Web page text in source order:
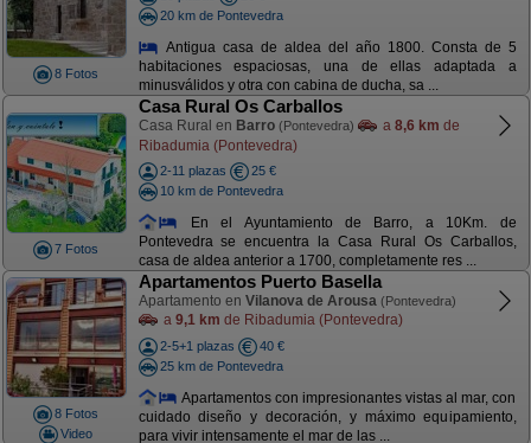
8 Fotos
20 km de Pontevedra
Antigua casa de aldea del año 1800. Consta de 5
habitaciones espaciosas, una de ellas adaptada a
minusválidos y otra con cabina de ducha, sa ...
7 Fotos
Casa Rural Os Carballos
Casa Rural en Barro (Pontevedra) a 8,6 km de
Ribadumia (Pontevedra)
2-11 plazas
25 €
10 km de Pontevedra
En el Ayuntamiento de Barro, a 10Km. de
Pontevedra se encuentra la Casa Rural Os Carballos,
casa de aldea anterior a 1700, completamente res ...
8 Fotos
Video
Apartamentos Puerto Basella
Apartamento en Vilanova de Arousa (Pontevedra)
a 9,1 km de Ribadumia (Pontevedra)
2-5+1 plazas
40 €
25 km de Pontevedra
Apartamentos con impresionantes vistas al mar, con
cuidado diseño y decoración, y máximo equipamiento,
para vivir intensamente el mar de las ...